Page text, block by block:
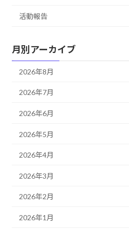
活動報告
月別アーカイブ
2026年8月
2026年7月
2026年6月
2026年5月
2026年4月
2026年3月
2026年2月
2026年1月